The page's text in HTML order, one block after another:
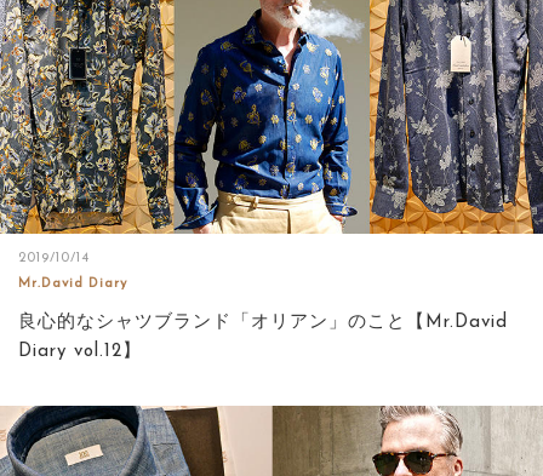
2019/10/14
Mr.David Diary
良心的なシャツブランド「オリアン」のこと【Mr.David
Diary vol.12】